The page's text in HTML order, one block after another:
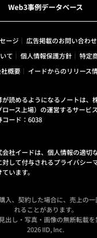
Web3事例データベース
ージ 広告掲載のお問い合わせ
て
個人情報保護方針
特定
概要
イードからのリリース
が読めるようになるノートは、
ロース上場）の運営するサービス
コード：6038
会社イードは、個人情報の適切
対して付与されるプライバシー
います。
入、契約した場合に、売上の
れることがあります。
出し・写真・画像の無断転載
2026 IID, Inc.